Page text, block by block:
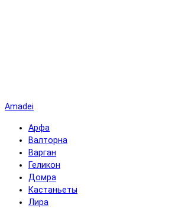
Amadei
Арфа
Валторна
Варган
Геликон
Домра
Кастаньеты
Лира